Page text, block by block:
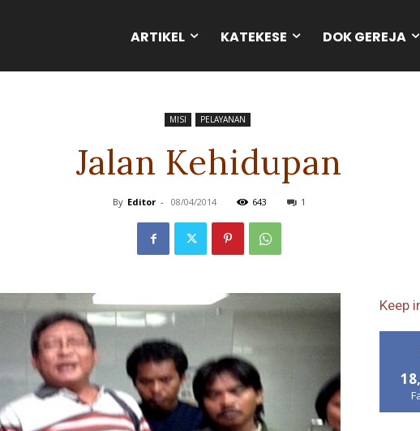
ARTIKEL KATEKESE DOK GEREJA
MISI PELAYANAN
Jalan Kehidupan
By Editor - 08/04/2014 643 1
Keep